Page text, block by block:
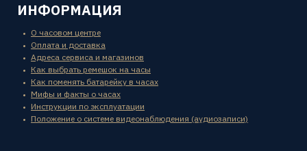
ИНФОРМАЦИЯ
О часовом центре
Оплата и доставка
Адреса сервиса и магазинов
Как выбрать ремешок на часы
Как поменять батарейку в часах
Мифы и факты о часах
Инструкции по эксплуатации
Положение о системе видеонаблюдения (аудиозаписи)